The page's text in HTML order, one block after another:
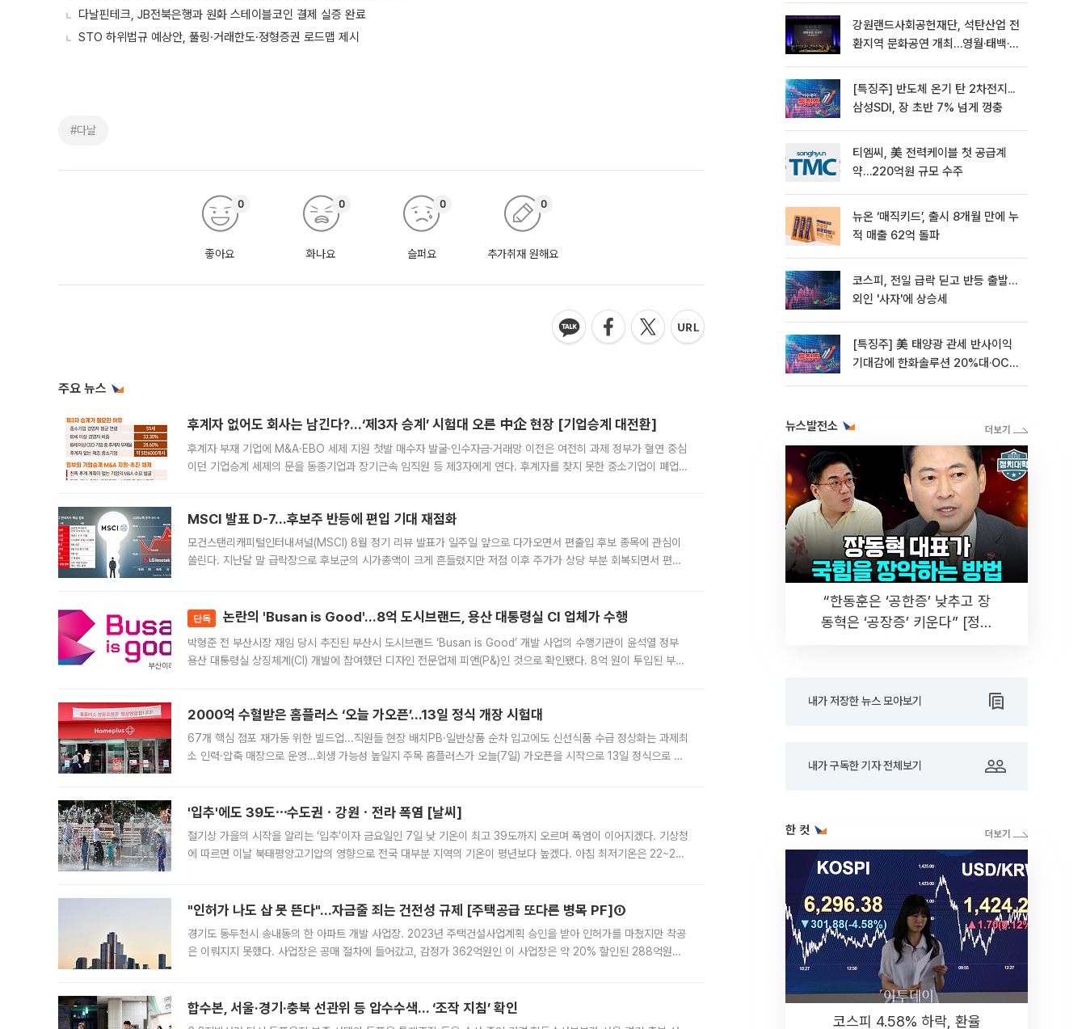
다날핀테크, JB전북은행과 원화 스테이블코인 결제 실증 완료
STO 하위법규 예상안, 풀링·거래한도·정형증권 로드맵 제시
#다날
좋아요
0
화나요
0
슬퍼요
0
추가취재 원해요
0
주요 뉴스
후계자 없어도 회사는 남긴다?…‘제3자 승계’ 시험대 오른 中企 현장 [기업승계 대전환]
후계자 부재 기업에 M&A·EBO 세제 지원 첫발 매수자 발굴·인수자금·거래망 이전은 여전히 과제 정부가 혈연 중심
이던 기업승계 세제의 문을 동종기업과 장기근속 임직원 등 제3자에게 연다. 후계자를 찾지 못한 중소기업이 폐업
MSCI 발표 D-7…후보주 반등에 편입 기대 재점화
모건스탠리캐피털인터내셔널(MSCI) 8월 정기 리뷰 발표가 일주일 앞으로 다가오면서 편출입 후보 종목에 관심이
쏠린다. 지난달 말 급락장으로 후보군의 시가총액이 크게 흔들렸지만 저점 이후 주가가 상당 부분 회복되면서 편입
단독 논란의 'Busan is Good'…8억 도시브랜드, 용산 대통령실 CI 업체가 수행
박형준 전 부산시장 재임 당시 추진된 부산시 도시브랜드 ‘Busan is Good’ 개발 사업의 수행기관이 윤석열 정부
용산 대통령실 상징체계(CI) 개발에 참여했던 디자인 전문업체 피앤(P&)인 것으로 확인됐다. 8억 원이 투입된 부산
2000억 수혈받은 홈플러스 ‘오늘 가오픈’...13일 정식 개장 시험대
67개 핵심 점포 재가동 위한 빌드업...직원들 현장 배치PB·일반상품 순차 입고에도 신선식품 수급 정상화는 과제최
소 인력·압축 매장으로 운영…회생 가능성 높일지 주목 홈플러스가 오늘(7일) 가오픈을 시작으로 13일 정식으로 재
'입추'에도 39도⋯수도권ㆍ강원ㆍ전라 폭염 [날씨]
절기상 가을의 시작을 알리는 ‘입추’이자 금요일인 7일 낮 기온이 최고 39도까지 오르며 폭염이 이어지겠다. 기상청
에 따르면 이날 북태평양고기압의 영향으로 전국 대부분 지역의 기온이 평년보다 높겠다. 아침 최저기온은 22~27
"인허가 나도 삽 못 뜬다"…자금줄 죄는 건전성 규제 [주택공급 또다른 병목 PF]①
경기도 동두천시 송내동의 한 아파트 개발 사업장. 2023년 주택건설사업계획 승인을 받아 인허가를 마쳤지만 착공
은 이뤄지지 못했다. 사업장은 공매 절차에 들어갔고, 감정가 362억원인 이 사업장은 약 20% 할인된 288억원에
합수본, 서울·경기·충북 선관위 등 압수수색… ‘조작 지침’ 확인
강원랜드사회공헌재단, 석탄산업 전
환지역 문화공연 개최…영월·태백·삼
[특징주] 반도체 온기 탄 2차전지...
삼성SDI, 장 초반 7% 넘게 껑충
티엠씨, 美 전력케이블 첫 공급계
약…220억원 규모 수주
뉴온 ‘매직키드’, 출시 8개월 만에 누
적 매출 62억 돌파
코스피, 전일 급락 딛고 반등 출발…
외인 '사자'에 상승세
[특징주] 美 태양광 관세 반사이익
기대감에 한화솔루션 20%대·OCI
뉴스발전소
“한동훈은 ‘공한증’ 낮추고 장
동혁은 ‘공장증’ 키운다” [정치
내가 저장한 뉴스 모아보기
내가 구독한 기자 전체보기
한 컷
코스피 4.58% 하락, 환율